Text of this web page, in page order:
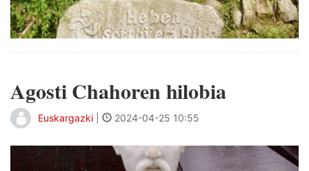
Agosti Chahoren hilobia
Euskargazki 2024-04-25 10:55